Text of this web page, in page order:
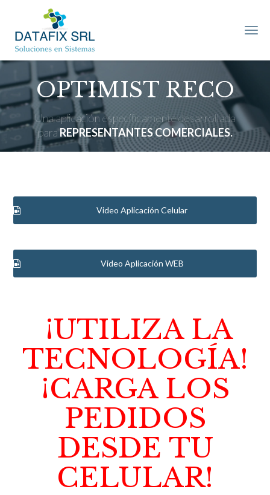
en
OPTIMIST RECO
Una aplicación específicamente desarrollada
paraREPRESENTANTES COMERCIALES.
Video Aplicación Celular
Video Aplicación WEB
¡UTILIZA LA
TECNOLOGÍA!
¡CARGA LOS
PEDIDOS
DESDE TU
CELULAR!